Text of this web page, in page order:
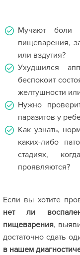
Мучают боли
пищеварения,
или вздутия?
Ухудшился
беспокоит
желтушности
Нужно
паразитов у
Как узнать,
каких-либо
стадиях,
проявляются?
Если вы хотите
нет ли
пищеварения,
достаточно сдать
в нашем